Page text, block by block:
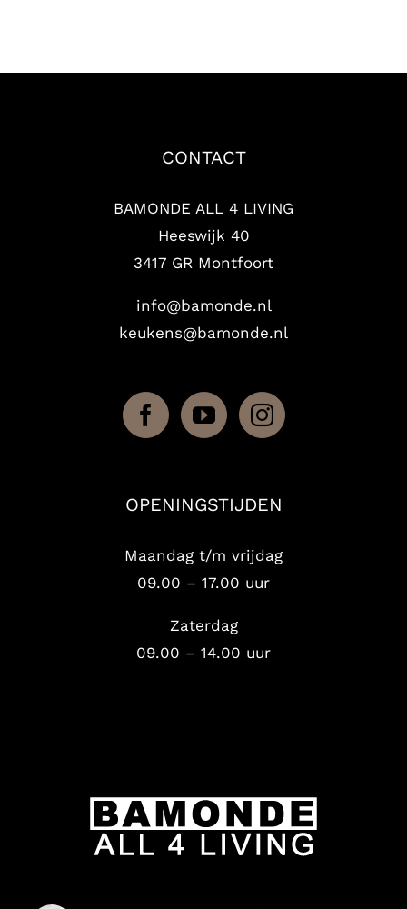
CONTACT
BAMONDE ALL 4 LIVING
Heeswijk 40
3417 GR Montfoort
info@bamonde.nl
keukens@bamonde.nl
OPENINGSTIJDEN
Maandag t/m vrijdag
09.00 – 17.00 uur
Zaterdag
09.00 – 14.00 uur